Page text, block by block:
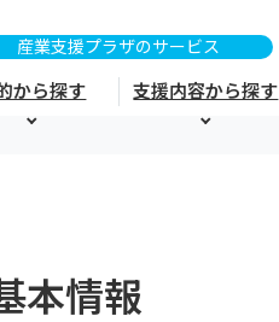
から探す 支援内容から探す
本情報